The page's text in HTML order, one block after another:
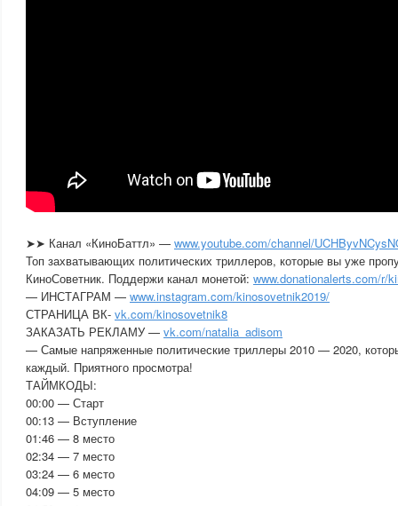
➤➤ Канал «КиноБаттл» — www.youtube.com/channel/
Топ захватывающих политических триллеров, которые вы уже
КиноСоветник. Поддержи канал монетой: www.donationalerts.com/r/
— ИНСТАГРАМ — www.instagram.com/kinosovetnik2019/
СТРАНИЦА ВК- vk.com/kinosovetnik8
ЗАКАЗАТЬ РЕКЛАМУ — vk.com/natalia_adisom
— Самые напряженные политические триллеры 2010 — 2020,
каждый. Приятного просмотра!
ТАЙМКОДЫ:
00:00 — Старт
00:13 — Вступление
01:46 — 8 место
02:34 — 7 место
03:24 — 6 место
04:09 — 5 место